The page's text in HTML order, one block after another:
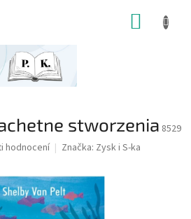
stworzenia 8529
hodnocení Značka: Zysk i S-ka